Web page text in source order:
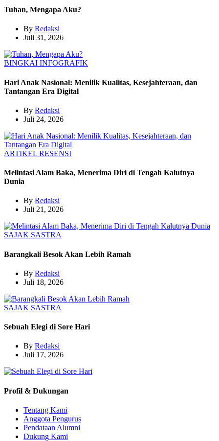
Tuhan, Mengapa Aku?
By Redaksi
Juli 31, 2026
BINGKAI INFOGRAFIK
Hari Anak Nasional: Menilik Kualitas, Kesejahteraan, dan
Tantangan Era Digital
By Redaksi
Juli 24, 2026
ARTIKEL RESENSI
Melintasi Alam Baka, Menerima Diri di Tengah Kalutnya
Dunia
By Redaksi
Juli 21, 2026
SAJAK SASTRA
Barangkali Besok Akan Lebih Ramah
By Redaksi
Juli 18, 2026
SAJAK SASTRA
Sebuah Elegi di Sore Hari
By Redaksi
Juli 17, 2026
Profil & Dukungan
Tentang Kami
Anggota Pengurus
Pendataan Alumni
Dukung Kami